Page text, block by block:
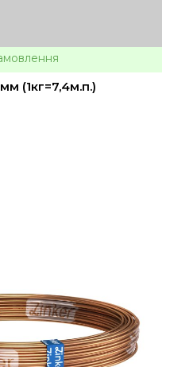
(1кг=7,4м.п.)